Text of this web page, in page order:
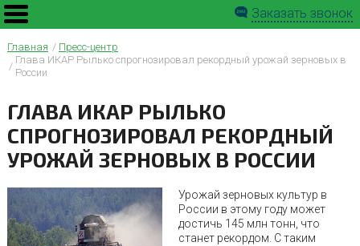
Заказать звонок
Главная
Пресс-центр
Глава ИКАР Рылько спрогнозировал рекордный урожай зерновых в
России
ГЛАВА ИКАР РЫЛЬКО
СПРОГНОЗИРОВАЛ РЕКОРДНЫЙ
УРОЖАЙ ЗЕРНОВЫХ В РОССИИ
Урожай зерновых культур в
России в этому году может
достичь 145 млн тонн, что
станет рекордом. С таким